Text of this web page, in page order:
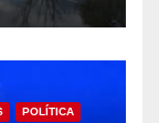
POLÍTICA